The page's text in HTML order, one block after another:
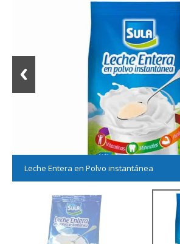
Leche Entera en Polvo instantánea